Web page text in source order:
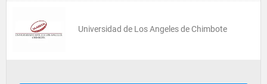
Universidad de Los Angeles de Chimbote